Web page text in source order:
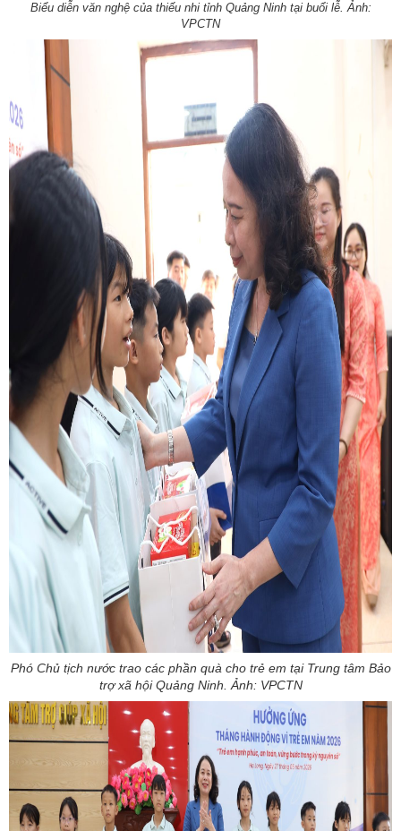
Biểu diễn văn nghệ của thiếu nhi tỉnh Quảng Ninh tại buổi lễ. Ảnh:
VPCTN
Phó Chủ tịch nước trao các phần quà cho trẻ em tại Trung tâm Bảo
trợ xã hội Quảng Ninh. Ảnh: VPCTN